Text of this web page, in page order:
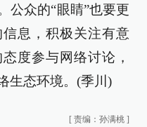
公众的“眼睛”也要更
息，积极关注有意
度参与网络讨论，
生态环境。(季川)
[ 责编：孙满桃 ]